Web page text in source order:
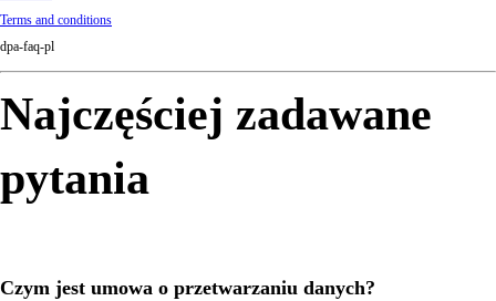
Terms and conditions
dpa-faq-pl
Najczęściej zadawane
pytania
Czym jest umowa o przetwarzaniu danych?